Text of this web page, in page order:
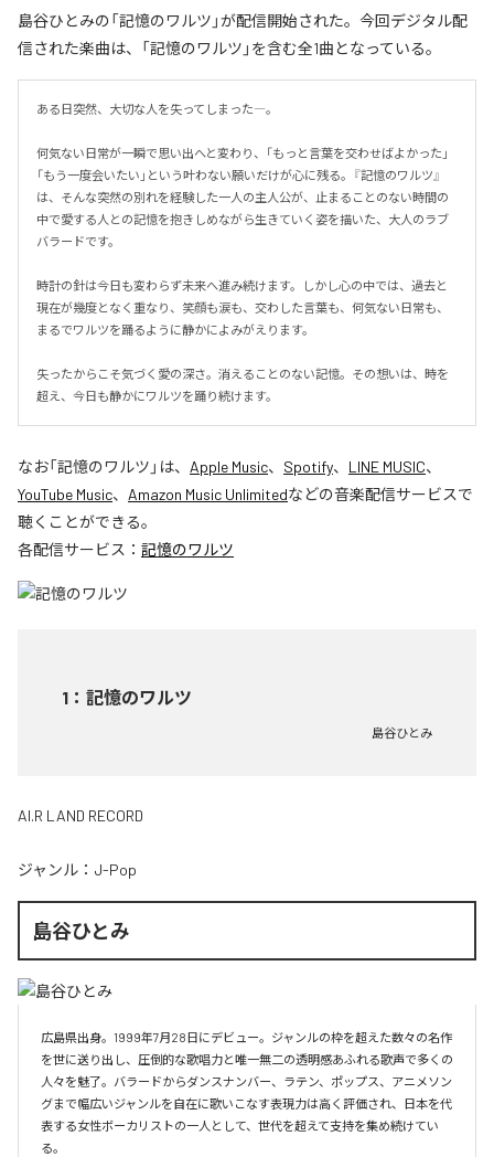
島谷ひとみの「記憶のワルツ」が配信開始された。今回デジタル配
信された楽曲は、「記憶のワルツ」を含む全1曲となっている。
ある日突然、大切な人を失ってしまった―。
何気ない日常が一瞬で思い出へと変わり、「もっと言葉を交わせばよかった」
「もう一度会いたい」という叶わない願いだけが心に残る。『記憶のワルツ』
は、そんな突然の別れを経験した一人の主人公が、止まることのない時間の
中で愛する人との記憶を抱きしめながら生きていく姿を描いた、大人のラブ
バラードです。
時計の針は今日も変わらず未来へ進み続けます。しかし心の中では、過去と
現在が幾度となく重なり、笑顔も涙も、交わした言葉も、何気ない日常も、
まるでワルツを踊るように静かによみがえります。
失ったからこそ気づく愛の深さ。消えることのない記憶。その想いは、時を
超え、今日も静かにワルツを踊り続けます。
なお「記憶のワルツ 」は、 Apple Music、 Spotify、 LINE MUSIC、
YouTube Music、 Amazon Music Unlimitedなどの音楽配信サービスで
聴くことができる。
各配信サービス： 記憶のワルツ
1 ： 記憶のワルツ
島谷ひとみ
AI.R LAND RECORD
ジャンル： J-Pop
島谷ひとみ
広島県出身。1999年7月28日にデビュー。ジャンルの枠を超えた数々の名作
を世に送り出し、圧倒的な歌唱力と唯一無二の透明感あふれる歌声で多くの
人々を魅了。バラードからダンスナンバー、ラテン、ポップス、アニメソン
グまで幅広いジャンルを自在に歌いこなす表現力は高く評価され、日本を代
表する女性ボーカリストの一人として、世代を超えて支持を集め続けてい
る。